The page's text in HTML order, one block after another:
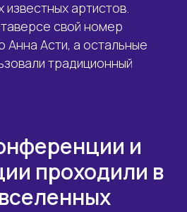
артистов.
свой номер
Анна Асти, а остальные
традиционный
и
проходили в